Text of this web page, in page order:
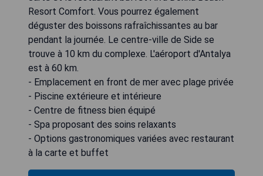
Resort Comfort. Vous pourrez également
déguster des boissons rafraîchissantes au bar
pendant la journée. Le centre-ville de Side se
trouve à 10 km du complexe. L'aéroport d'Antalya
est à 60 km.
- Emplacement en front de mer avec plage privée
- Piscine extérieure et intérieure
- Centre de fitness bien équipé
- Spa proposant des soins relaxants
- Options gastronomiques variées avec restaurant
à la carte et buffet